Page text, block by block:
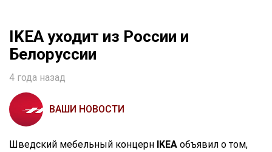
IKEA уходит из России и
Белоруссии
4 года назад
ВАШИ НОВОСТИ
Шведский мебельный концерн IKEA объявил о том,